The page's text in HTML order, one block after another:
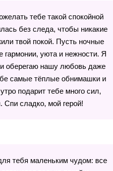
тебе такой спокойной
без следа, чтобы никакие
твой покой. Пусть ночные
уюта и нежности. Я
оберегаю нашу любовь даже
самые тёплые обнимашки и
подарит тебе много сил,
Спи сладко, мой герой!
тебя маленьким чудом: все